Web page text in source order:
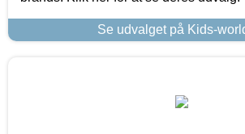
Se udvalget på Kids-